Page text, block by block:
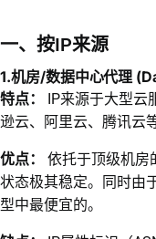
一、按IP来源
1.机房/数据中心代理
特点：
IP来源于大型云
逊云、阿里云、腾讯云
优点：
依托于顶级机房
状态极其稳定。同时由
型中最便宜的。